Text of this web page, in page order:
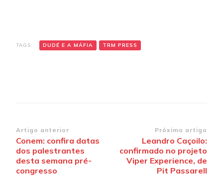
TAGS: DUDÉ E A MÁFIA TRM PRESS
Navegação
de
post
Artigo anterior
Conem: confira datas
dos palestrantes
desta semana pré-
congresso
Próximo artigo
Leandro Caçoilo:
confirmado no projeto
Viper Experience, de
Pit Passarell